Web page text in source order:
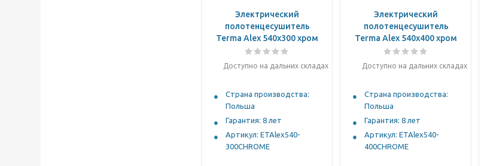
Электрический
полотенцесушитель
Terma Alex 540x300 хром
Доступно на дальних складах
Страна производства:
Польша
Гарантия: 8 лет
Артикул: ETAlex540-
300CHROME
Электрический
полотенцесушитель
Terma Alex 540x400 хром
Доступно на дальних складах
Страна производства:
Польша
Гарантия: 8 лет
Артикул: ETAlex540-
400CHROME